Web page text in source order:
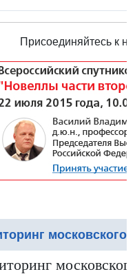
Присоединяйтесь к
московского